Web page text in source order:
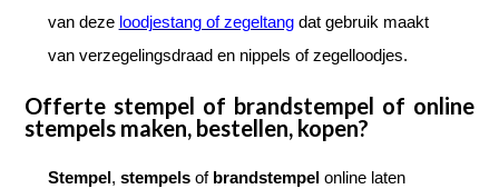
van deze loodjestang of zegeltangdat gebruik maakt
van verzegelingsdraad en nippels of zegelloodjes.
Offerte stempel of brandstempel of online
stempels maken, bestellen, kopen?
Stempel, stempels of brandstempel online laten